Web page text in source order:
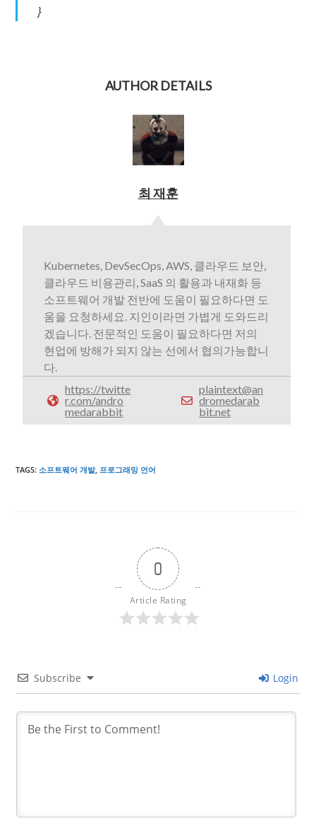
}
AUTHOR DETAILS
최 재훈
Kubernetes, DevSecOps, AWS, 클라우드 보안,
클라우드 비용관리, SaaS 의 활용과 내재화 등
소프트웨어 개발 전반에 도움이 필요하다면 도
움을 요청하세요. 지인이라면 가볍게 도와드리
겠습니다. 전문적인 도움이 필요하다면 저의
현업에 방해가 되지 않는 선에서 협의가능합니
다.
https://twitte
r.com/andro
medarabbit
plaintext@an
dromedarab
bit.net
TAGS:소프트웨어 개발, 프로그래밍 언어
0
Article Rating
Subscribe Login